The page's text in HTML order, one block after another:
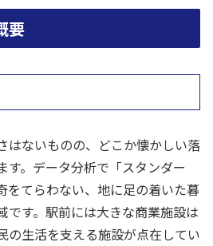
要
はないものの、どこか懐かしい落
す。データ分析で「スタンダー
をてらわない、地に足の着いた暮
です。駅前には大きな商業施設は
の生活を支える施設が点在してい